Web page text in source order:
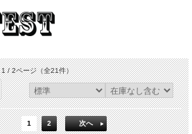
1 / 2ページ（全21件）
1 2 次へ